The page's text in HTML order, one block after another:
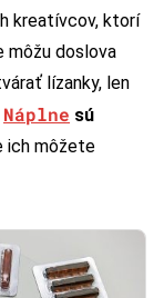
kreatívcov, ktorí
môžu doslova
lízanky, len
Náplne sú
ich môžete